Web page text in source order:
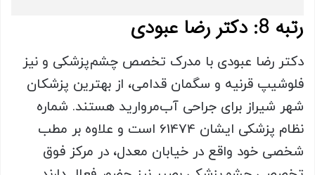
رتبه 8: دکتر رضا عبودی
دکتر رضا عبودی با مدرک تخصص چشم‌پزشکی و نیز
فلوشیپ قرنیه و سگمان قدامی، از بهترین پزشکان
شهر شیراز برای جراحی آب‌مروارید هستند. شماره
نظام پزشکی ایشان 61474 است و علاوه بر مطب
شخصی خود واقع در خیابان معدل، در مرکز فوق